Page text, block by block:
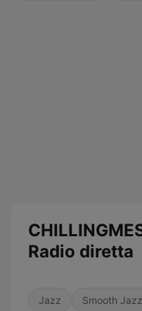
Radio diretta
Jazz Smooth Jazz